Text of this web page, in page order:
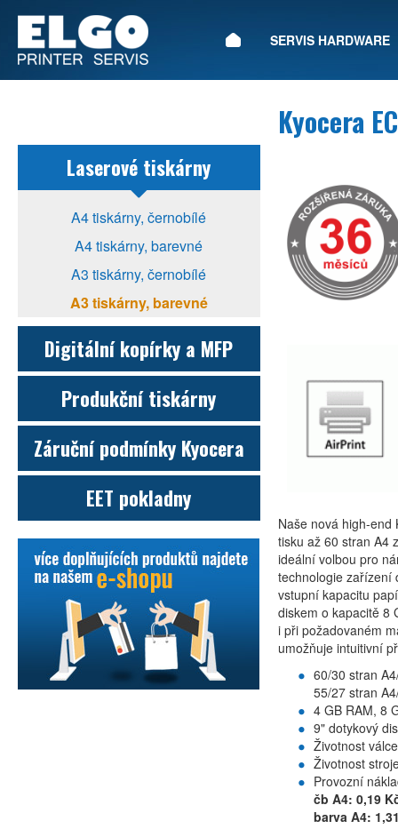
ÚVOD SERVIS HARDWARE
Laserové tiskárny
A4 tiskárny, černobílé
A4 tiskárny, barevné
A3 tiskárny, černobílé
A3 tiskárny, barevné
Digitální kopírky a MFP
Produkční tiskárny
Záruční podmínky Kyocera
EET pokladny
Kyocera
Naše nová high-end
tisku až 60 stran A4
ideální volbou pro
technologie zařízení
vstupní kapacitu
diskem o kapacitě 8
i při požadovaném
umožňuje intuitivní
60/30 stran
55/27 stran
4 GB RAM, 8
9" dotykový
Životnost
Životnost
Provozní
čb A4: 0,19
barva A4: